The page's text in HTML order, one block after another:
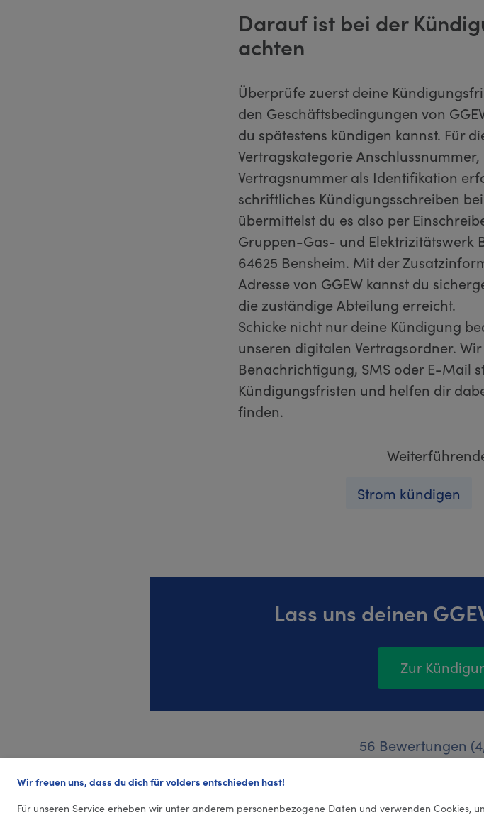
Darauf ist bei der
achten
Überprüfe zuerst deine
den Geschäftsbedingungen von
du spätestens kündigen kannst. Für
Vertragskategorie
Vertragsnummer als Identifikation
schriftliches Kündigungsschreiben
übermittelst du es also per
Gruppen-Gas- und Elektrizitätswerk
64625 Bensheim. Mit der
Adresse von GGEW kannst du
die zuständige Abteilung erreicht.
Schicke nicht nur deine Kündigung
unseren digitalen Vertragsordner.
Benachrichtigung, SMS oder E-Mail
Kündigungsfristen und helfen dir
finden.
Strom kündigen
Lass uns deinen
Zur
56 Bewertungen
Wir freuen uns, dass du dich für volders entschieden hast!
Für unseren Service erheben wir unter anderem personenbezogene Daten und verwenden Cookies,